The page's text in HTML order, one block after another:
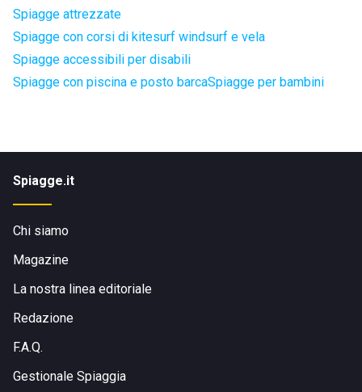
Spiagge attrezzate
Spiagge con corsi di kitesurf windsurf e vela
Spiagge accessibili per disabili
Spiagge con piscina e posto barcaSpiagge per bambini
Spiagge.it
Chi siamo
Magazine
La nostra linea editoriale
Redazione
F.A.Q.
Gestionale Spiaggia